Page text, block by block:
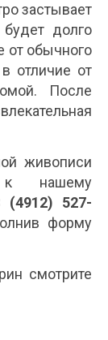
застывает
долго
от обычного
отличие от
После
живописи
нашему
(4912) 527-
форму
смотрите